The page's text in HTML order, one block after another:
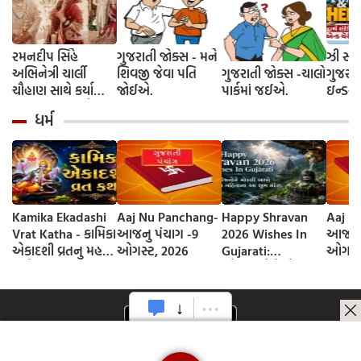
રમનદીપ સિંહે
અભિનેત્રી ચાર્લી
ચૌહાણ સાથે કર્યા
લગ્ન, જશ્નમાં ક્રિકેટ
જગતના કલાકારોની
હાજરી
ગુજરાતી જોક્સ - મને
શિવજી જેવા પતિ
જોઈએ.
ગુજરાતી જોક્સ -ચાલો
પાર્કમાં જઈએ.
ઝી
ચેરી'
રિલીઝ
ધર્મ
Kamika Ekadashi
Vrat Katha - કામિકા
એકાદશી વ્રતનુ મહત્વ
Aaj Nu Panchang-
આજનુ પંચાગ -9
ઓગસ્ટ, 2026
Happy Shravan
2026 Wishes In
Gujarati:
આપો શ્રાવણ
મહિનાના આ શુભ
સંદેશ
Aaj
આજનુ